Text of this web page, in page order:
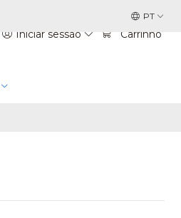
Iniciar sessão Carrinho
PT